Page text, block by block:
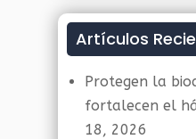
Artículos
Protegen la
fortalecen el
18, 2026